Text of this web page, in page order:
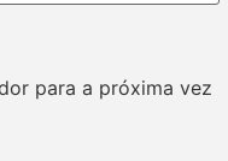
para a próxima vez